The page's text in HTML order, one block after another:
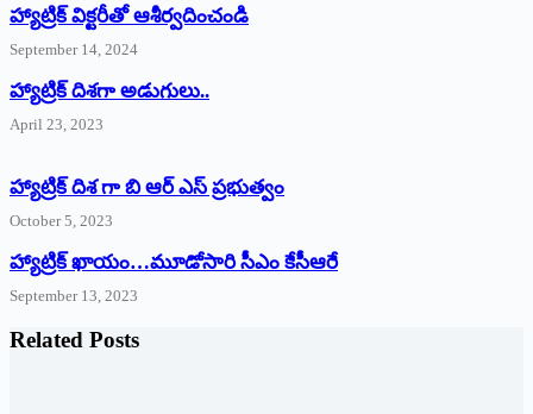
హ్యాట్రిక్‌ ‌విక్టరీతో ఆశీర్వదించండి
September 14, 2024
‌హ్యాట్రిక్‌ ‌దిశగా అడుగులు..
April 23, 2023
హ్యాట్రిక్ దిశ గా బి ఆర్ ఎస్ ప్రభుత్వం
October 5, 2023
హ్యాట్రిక్‌ ‌ఖాయం…మూడోసారి సీఎం కేసీఆరే
September 13, 2023
Related Posts